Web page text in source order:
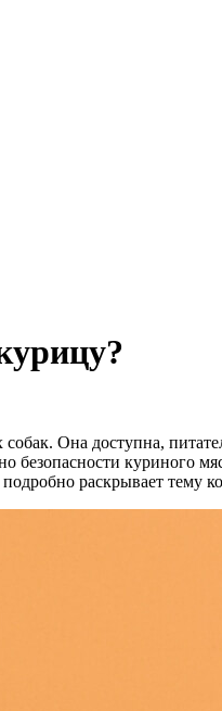
Она доступна,
безопасности куриного
раскрывает